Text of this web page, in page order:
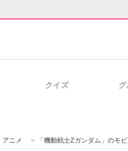
クイズ グ
アニメ > 「機動戦士Zガンダム」のモビルス